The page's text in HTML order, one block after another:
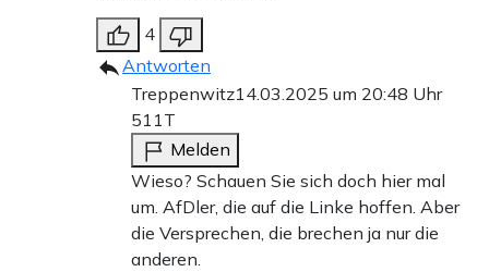
4
Antworten
Treppenwitz14.03.2025 um 20:48 Uhr
511T
Melden
Wieso? Schauen Sie sich doch hier mal
um. AfDler, die auf die Linke hoffen. Aber
die Versprechen, die brechen ja nur die
anderen.